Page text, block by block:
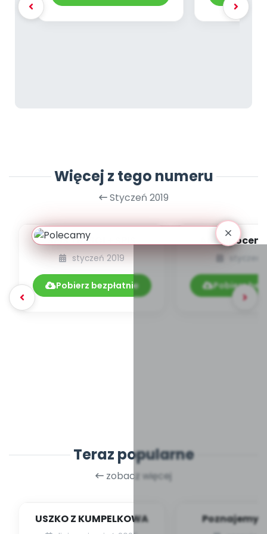
Więcej z tego numeru
Styczeń 2019
SPIS TREŚCI + SPIS
POMOCY
DYDAKTYCZNYCH
01.208/2019
styczeń 2019
Pobierz bezpłatnie
zwrot ku
Pobierz
Teraz popularne
zobacz więcej
USZKO Z KUMPELKOWA Poznajemy